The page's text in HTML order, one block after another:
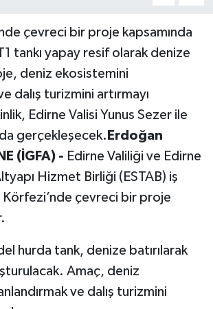
çevreci bir proje kapsamında
tankı yapay resif olarak denize
deniz ekosistemini
dalış turizmini artırmayı
Edirne Valisi Yunus Sezer ile
gerçekleşecek. Erdoğan
(İGFA) - Edirne Valiliği ve Edirne
Hizmet Birliği (ESTAB) iş
Körfezi’nde çevreci bir proje
hurda tank, denize batırılarak
Amaç, deniz
ve dalış turizmini